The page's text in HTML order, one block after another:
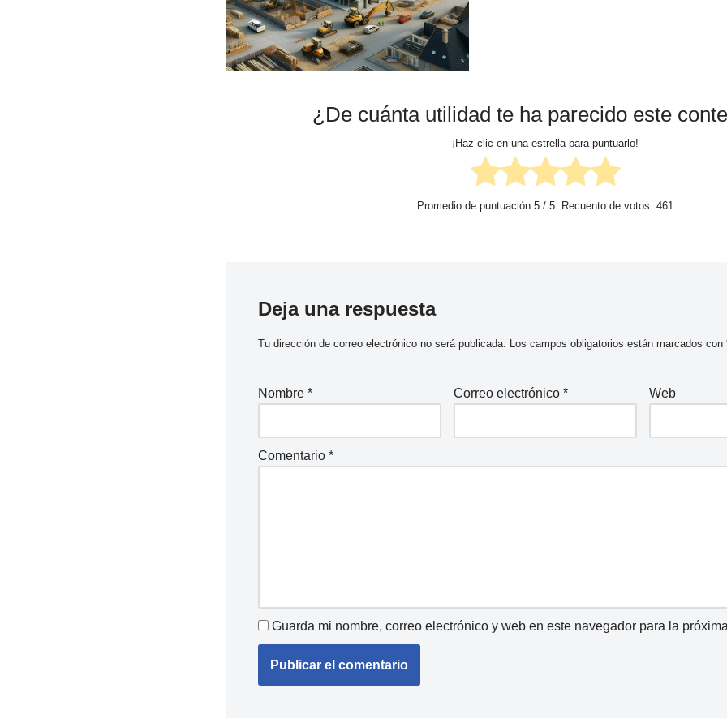
¿De cuánta utilidad te ha parecido este
¡Haz clic en una estrella para puntuarlo!
Promedio de puntuación 5 / 5. Recuento de votos: 461
Deja una respuesta
Tu dirección de correo electrónico no será publicada. Los campos obligatorios están marcados con
Nombre * Correo electrónico * Web
Comentario *
Guarda mi nombre, correo electrónico y web en este navegador para la